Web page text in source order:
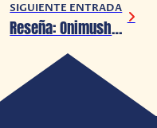
SIGUIENTE ENTRADA
Reseña: Onimusha 2: Samurai’s Destiny (Nintendo Switch)